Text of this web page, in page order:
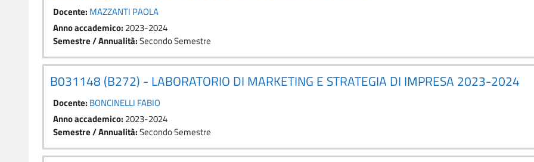
Docente: MAZZANTI PAOLA
Anno accademico: 2023-2024
Semestre / Annualità:Secondo Semestre
B031148 (B272) - LABORATORIO DI MARKETING E STRATEGIA DI IMPRESA 2023-2024
Docente: BONCINELLI FABIO
Anno accademico: 2023-2024
Semestre / Annualità:Secondo Semestre